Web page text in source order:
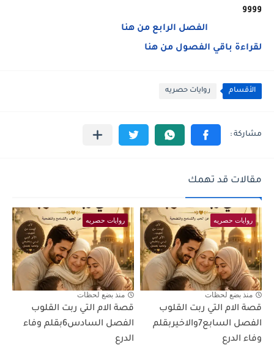
وووو
الفصل الرابع من هنا
لقراءة باقي الفصول من هنا
الأقسام روايات حصريه
مقالات قد تهمك
روايات حصريه
منذ بضع لحظات
قصة الام التي ربت القلوب
الفصل السابع7والاخيربقلم
وفاء الدرع
روايات حصريه
منذ بضع لحظات
قصة الام التي ربت القلوب
الفصل السادس6بقلم وفاء
الدرع